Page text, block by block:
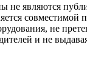
не являются
совместимой
не
и не